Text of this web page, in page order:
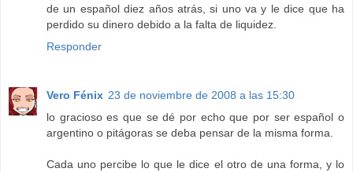
de un español diez años atrás, si uno va y le dice que ha
perdido su dinero debido a la falta de liquidez.
Responder
Vero Fénix 23 de noviembre de 2008 a las 15:30
lo gracioso es que se dé por echo que por ser español o
argentino o pitágoras se deba pensar de la misma forma.
Cada uno percibe lo que le dice el otro de una forma, y lo